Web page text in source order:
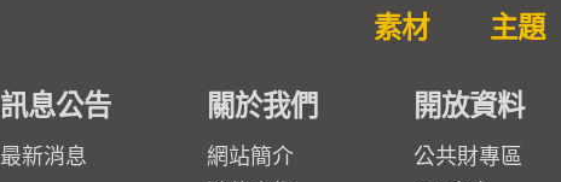
素材 主題
訊息公告
最新消息
關於我們
網站簡介
開放資料
公共財專區